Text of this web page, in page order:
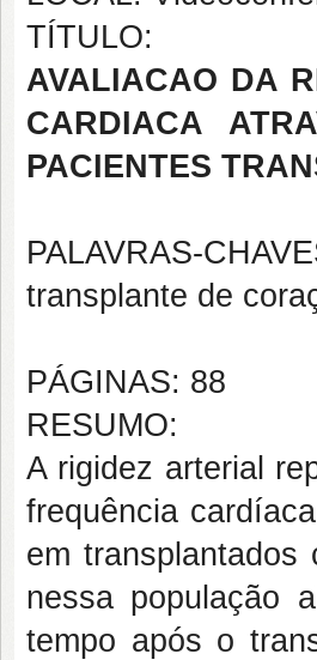
TÍTULO:
AVALIACAO DA
CARDIACA
PACIENTES
PALAVRAS-
transplante de
PÁGINAS: 88
RESUMO:
A rigidez arterial
frequência
em
nessa população
tempo após o